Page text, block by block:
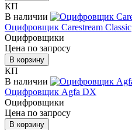
КП
В наличии
Оцифровщик Carestream Classic
Оцифровщики
Цена по запросу
В корзину
КП
В наличии
Оцифровщик Agfa DX
Оцифровщики
Цена по запросу
В корзину